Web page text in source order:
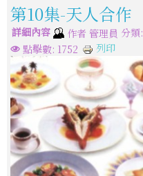
第10集-天人合作
詳細內容 作者 管理員 分類:
點擊數: 1752
列印